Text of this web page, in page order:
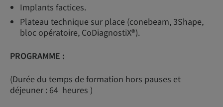
Implants factices.
Plateau technique sur place (conebeam, 3Shape,
bloc opératoire, CoDiagnostiX®).
PROGRAMME :
(Durée du temps de formation hors pauses et
déjeuner : 64 heures )